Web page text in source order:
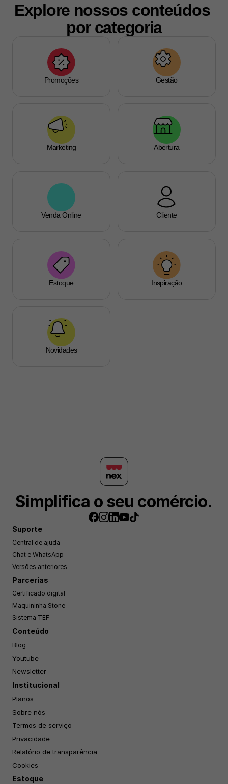
Explore nossos conteúdos
por categoria
Promoções Gestão
Marketing Abertura
Venda Online Cliente
Estoque Inspiração
Novidades
Simplifica o seu comércio.
Suporte
Central de ajuda
Chat e WhatsApp
Versões anteriores
Parcerias
Certificado digital
Maquininha Stone
Sistema TEF
Conteúdo
Blog
Youtube
Newsletter
Institucional
Planos
Sobre nós
Termos de serviço
Privacidade
Relatório de transparência
Cookies
Estoque